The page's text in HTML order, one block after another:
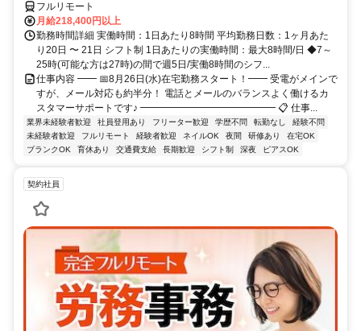
フルリモート
月給218,400円以上
勤務時間詳細 実働時間：1日あたり8時間 平均勤務日数：1ヶ月あた
り20日 〜 21日 シフト制 1日あたりの実働時間：最大8時間/日 ◆7～
25時(可能な方は27時)の間で週5日/実働8時間のシフ...
仕事内容 ━━ 📅8月26日(水)在宅勤務スタート！━━ 受電がメインで
すが、メール対応も約半分！ 電話とメールのバランスよく働けるカ
スタマーサポートです♪ ━━━━━━━━━━━━━━ 📋 仕事...
業界未経験者歓迎 社員登用あり フリーター歓迎 学歴不問 転勤なし
経験不問
未経験者歓迎
フルリモート 経験者歓迎 ネイルOK 夜間 研修あり
在宅OK
ブランクOK
育休あり 交通費支給 長期歓迎 シフト制 深夜 ピアスOK
契約社員